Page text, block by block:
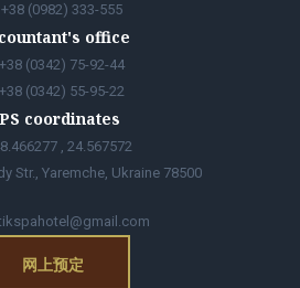
+38 (0982) 333-555
office
+38 (0342) 75-92-44
+38 (0342) 55-95-22
coordinates
, 24.567572
Str., Yaremche, Ukraine 78500
网上预定